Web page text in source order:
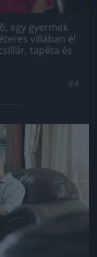
egy gyermek
villában él
tapéta és